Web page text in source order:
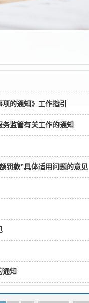
的通知》工作指引
监管有关工作的通知
罚款”具体适用问题的意见
通知